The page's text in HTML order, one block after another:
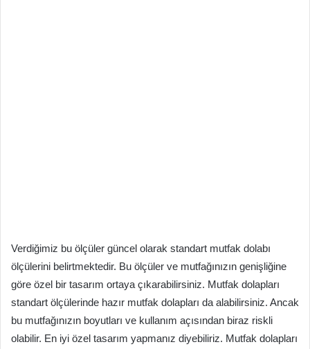
Verdiğimiz bu ölçüler güncel olarak standart mutfak dolabı
ölçülerini belirtmektedir. Bu ölçüler ve mutfağınızın genişliğine
göre özel bir tasarım ortaya çıkarabilirsiniz. Mutfak dolapları
standart ölçülerinde hazır mutfak dolapları da alabilirsiniz. Ancak
bu mutfağınızın boyutları ve kullanım açısından biraz riskli
olabilir. En iyi özel tasarım yapmanız diyebiliriz. Mutfak dolapları